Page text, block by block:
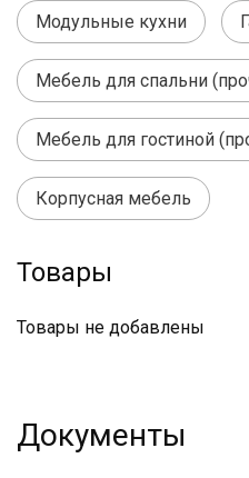
Модульные кухни
Мебель для спальни
Мебель для гостиной
Корпусная мебель
Товары
Товары не добавлены
Документы